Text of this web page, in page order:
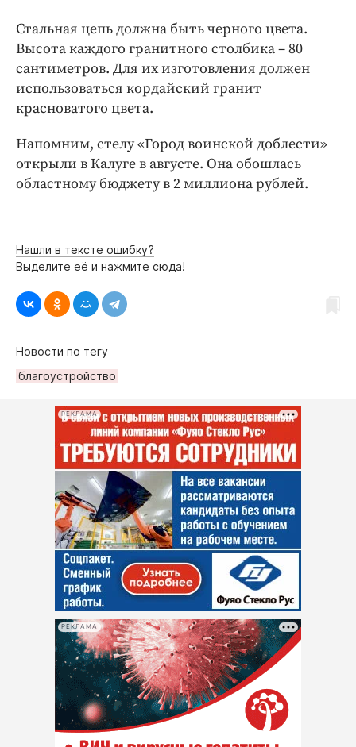
Стальная цепь должна быть черного цвета.
Высота каждого гранитного столбика – 80
сантиметров. Для их изготовления должен
использоваться кордайский гранит
красноватого цвета.
Напомним, стелу «Город воинской доблести»
открыли в Калуге в августе. Она обошлась
областному бюджету в 2 миллиона рублей.
Нашли в тексте ошибку?
Выделите её и нажмите сюда!
Новости по тегу
благоустройство
РЕКЛАМА
РЕКЛАМА